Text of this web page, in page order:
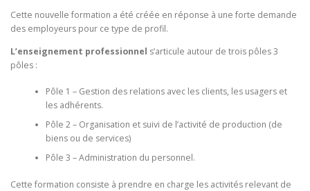
Cette nouvelle formation a été créée en réponse à une forte demande
des employeurs pour ce type de profil.
L’enseignement professionnel s’articule autour de trois pôles 3
pôles :
Pôle 1 – Gestion des relations avec les clients, les usagers et
les adhérents.
Pôle 2 – Organisation et suivi de l’activité de production (de
biens ou de services)
Pôle 3 – Administration du personnel.
Cette formation consiste à prendre en charge les activités relevant de